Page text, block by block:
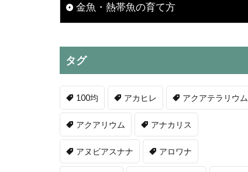
金魚・熱帯魚の育て方
タグ
100均 アカヒレ アクアテラリウム
アクアリウム アナカリス
アヌビアスナナ アロワナ